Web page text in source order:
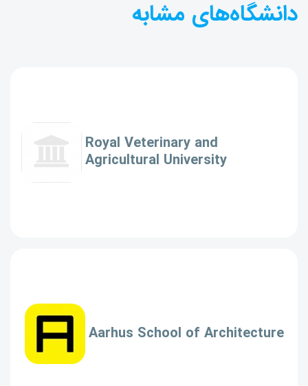
دانشگاه‌های مشابه
Royal Veterinary and
Agricultural University
Aarhus School of Architecture